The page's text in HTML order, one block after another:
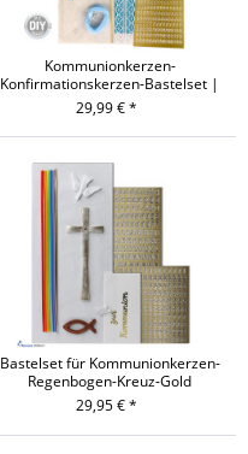
Kommunionkerzen-
Konfirmationskerzen-Bastelset |
Blau-Gold
29,99 € *
Bastelset für Kommunionkerzen-
Regenbogen-Kreuz-Gold
29,95 € *